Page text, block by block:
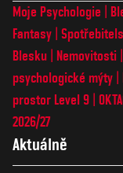
Moje Psychologie
Fantasy
Blesku
Nemovitosti
psychologické mýty
prostor Level 9
2026/27
Aktuálně